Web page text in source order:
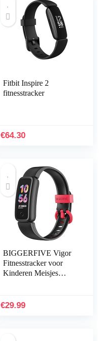
Fitbit Inspire 2
fitnesstracker
€64.30
BIGGERFIVE Vigor
Fitnesstracker voor
Kinderen Meisjes
Stappenteller,
€29.99